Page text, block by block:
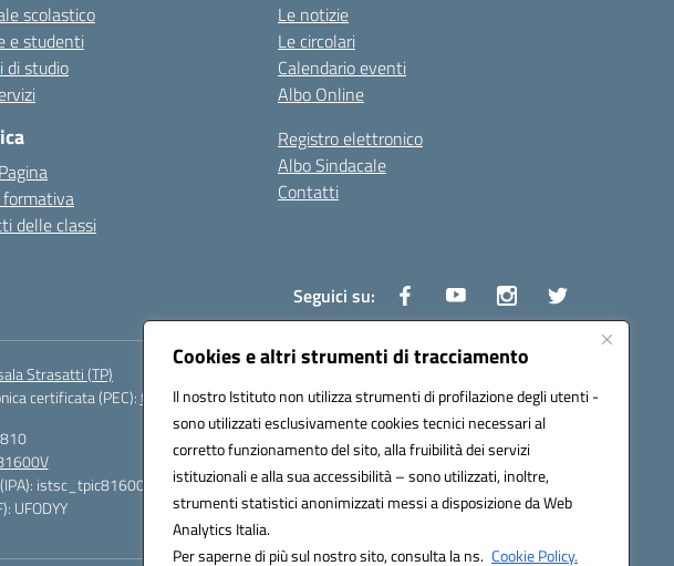
Cookies e altri strumenti di tracciamento
Il nostro Istituto non utilizza strumenti di profilazione degli utenti -
sono utilizzati esclusivamente cookies tecnici necessari al
corretto funzionamento del sito, alla fruibilità dei servizi
istituzionali e alla sua accessibilità – sono utilizzati, inoltre,
strumenti statistici anonimizzati messi a disposizione da Web
Analytics Italia.
Per saperne di più sul nostro sito, consulta la ns. Cookie Policy.
scolastico
e studenti
di studio
delle classi
Le notizie
Le circolari
Calendario eventi
Albo Online
Registro elettronico
Albo Sindacale
Contatti
Seguici su:
Strasatti (TP)
certificata (PEC):tpic81600v@pec.istruzione.it
istsc_tpic81600v
UFODYY